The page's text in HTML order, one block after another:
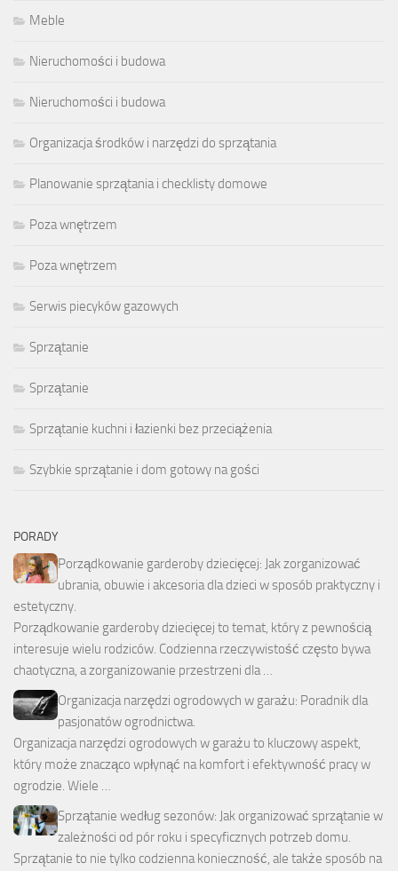
Meble
Nieruchomości i budowa
Nieruchomości i budowa
Organizacja środków i narzędzi do sprzątania
Planowanie sprzątania i checklisty domowe
Poza wnętrzem
Poza wnętrzem
Serwis piecyków gazowych
Sprzątanie
Sprzątanie
Sprzątanie kuchni i łazienki bez przeciążenia
Szybkie sprzątanie i dom gotowy na gości
PORADY
Porządkowanie garderoby dziecięcej: Jak zorganizować
ubrania, obuwie i akcesoria dla dzieci w sposób praktyczny i
estetyczny.
Porządkowanie garderoby dziecięcej to temat, który z pewnością
interesuje wielu rodziców. Codzienna rzeczywistość często bywa
chaotyczna, a zorganizowanie przestrzeni dla …
Organizacja narzędzi ogrodowych w garażu: Poradnik dla
pasjonatów ogrodnictwa.
Organizacja narzędzi ogrodowych w garażu to kluczowy aspekt,
który może znacząco wpłynąć na komfort i efektywność pracy w
ogrodzie. Wiele …
Sprzątanie według sezonów: Jak organizować sprzątanie w
zależności od pór roku i specyficznych potrzeb domu.
Sprzątanie to nie tylko codzienna konieczność, ale także sposób na